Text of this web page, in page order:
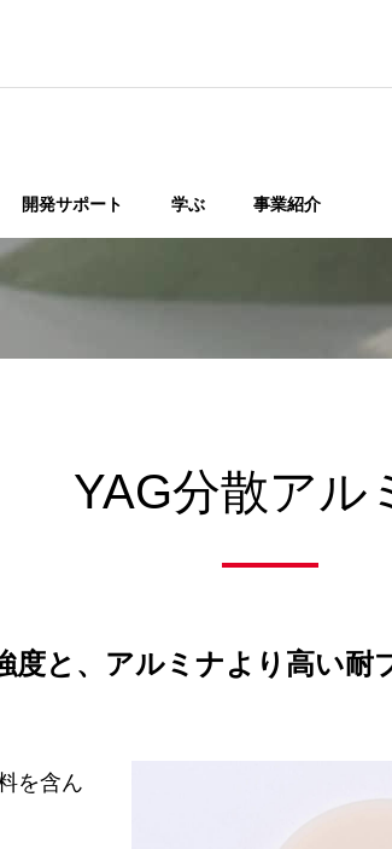
開発サポート 学ぶ 事業紹介
YAG分散アル
度と、アルミナより高い耐
を含ん